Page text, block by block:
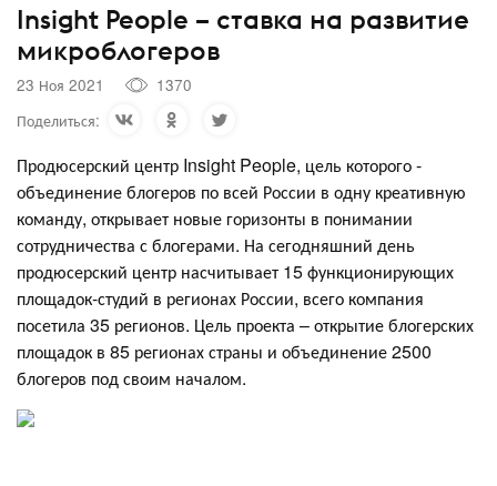
Insight People – ставка на развитие
микроблогеров
23 Ноя 2021
1370
Поделиться:
Продюсерский центр Insight People, цель которого -
объединение блогеров по всей России в одну креативную
команду, открывает новые горизонты в понимании
сотрудничества с блогерами. На сегодняшний день
продюсерский центр насчитывает 15 функционирующих
площадок-студий в регионах России, всего компания
посетила 35 регионов. Цель проекта – открытие блогерских
площадок в 85 регионах страны и объединение 2500
блогеров под своим началом.